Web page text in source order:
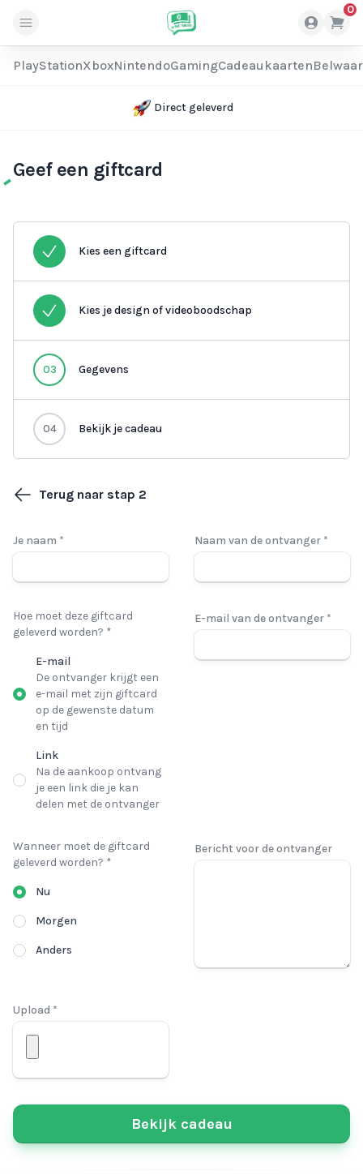
0
PlayStationXboxNintendoGamingCadeaukaarten
Direct geleverd
Geef een giftcard
Kies een giftcard
Kies je design of videoboodschap
03 Gegevens
04 Bekijk je cadeau
Terug naar stap 2
Je naam * Naam van de ontvanger *
Hoe moet deze giftcard
geleverd worden? *
E-mail
De ontvanger krijgt een
e-mail met zijn giftcard
op de gewenste datum
en tijd
Link
Na de aankoop ontvang
je een link die je kan
delen met de ontvanger
E-mail van de ontvanger *
Wanneer moet de giftcard
geleverd worden? *
Nu
Morgen
Anders
Bericht voor de ontvanger
Upload *
Bekijk cadeau